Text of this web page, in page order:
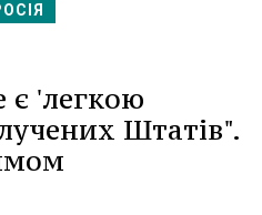
є 'легкою
Штатів".